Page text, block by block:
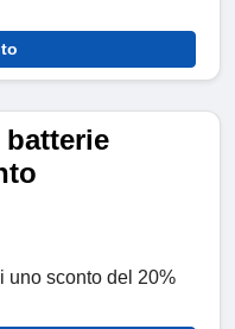
batterie
uno sconto del 20%